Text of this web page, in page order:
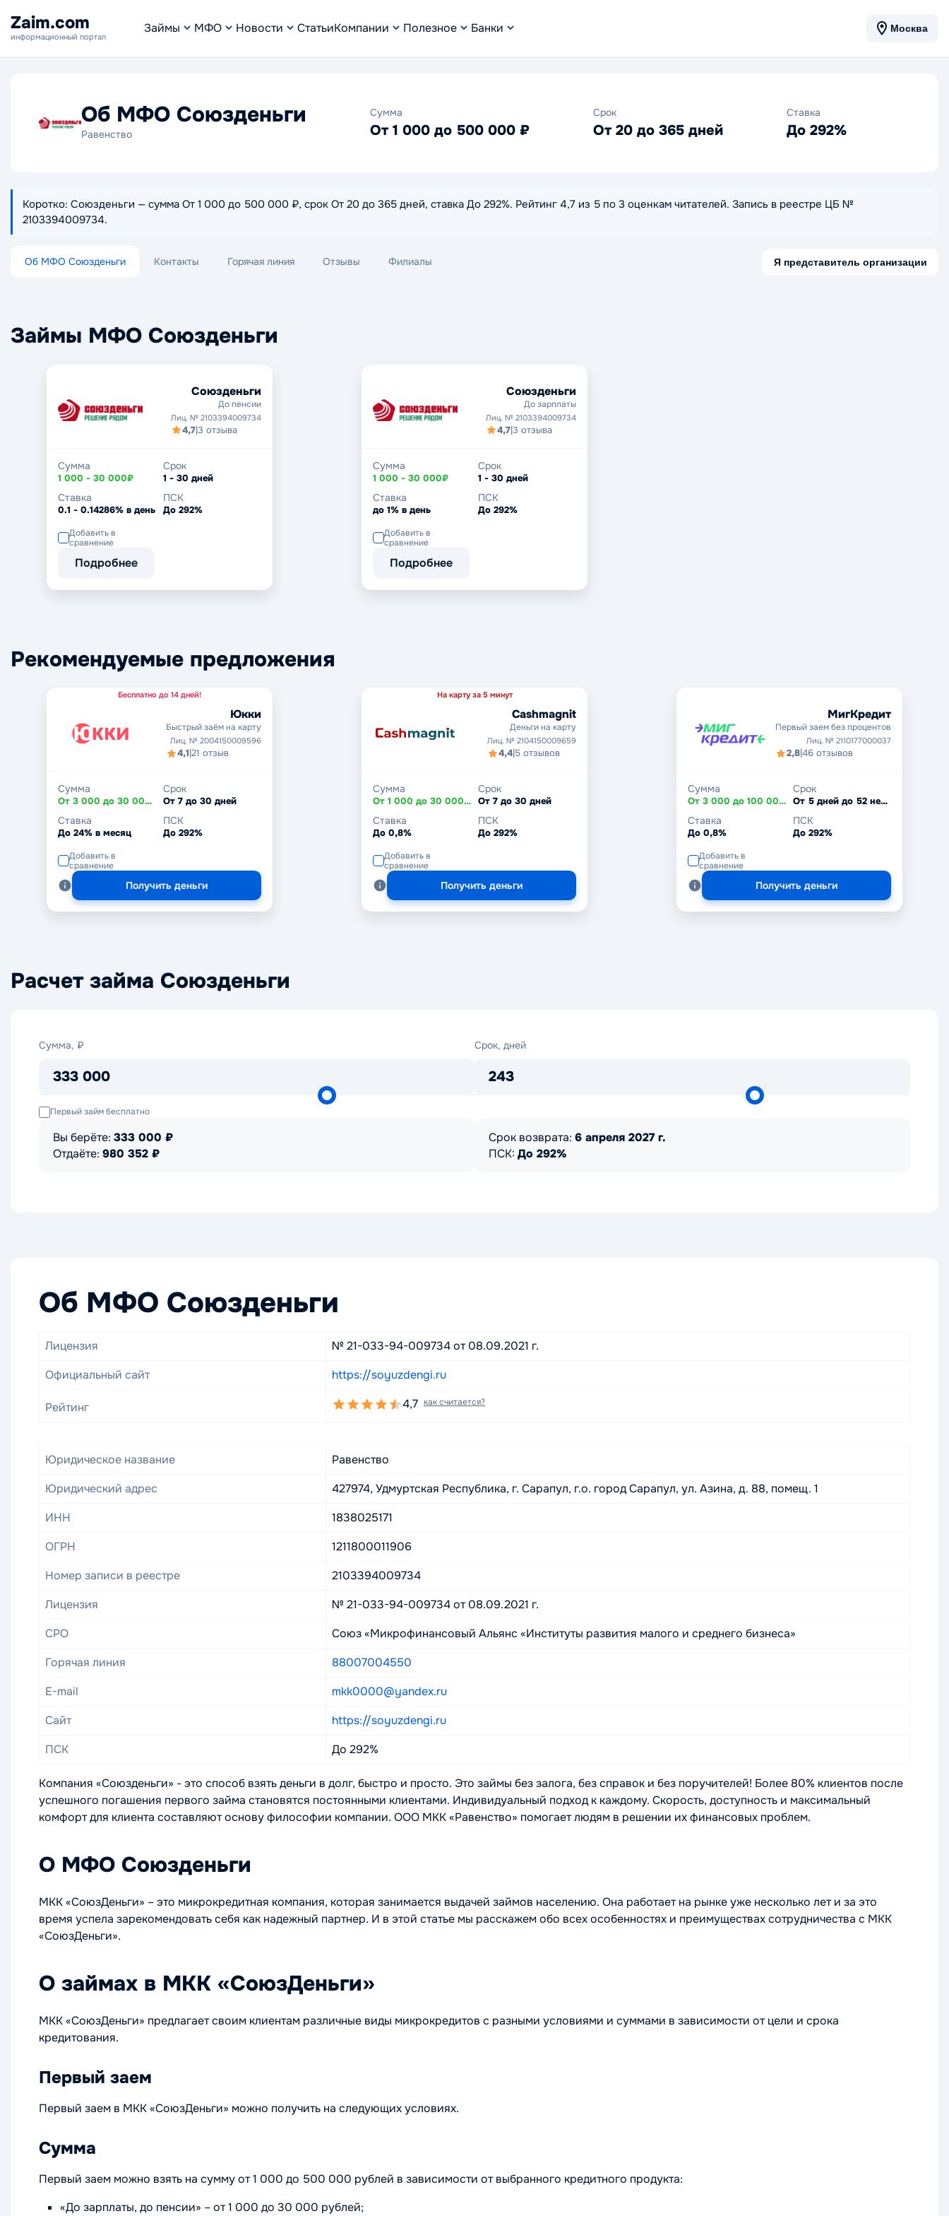
Zaim.com
информационный портал
Займы МФО Новости СтатьиКомпании Полезное Банки Москва
Об МФО Союзденьги
Равенство
Сумма
От 1 000 до 500 000 ₽
Срок
От 20 до 365 дней
Ставка
До 292%
Коротко: Союзденьги — сумма От 1 000 до 500 000 ₽, срок От 20 до 365 дней, ставка До 292%. Рейтинг 4,7 из 5 по 3 оценкам читателей. Запись в реестре ЦБ №
2103394009734.
Об МФО Союзденьги Контакты Горячая линия Отзывы Филиалы Я представитель организации
Займы МФО Союзденьги
Союзденьги
До пенсии
Лиц. № 2103394009734
4,7|3 отзыва
Сумма
1 000 - 30 000₽
Срок
1 - 30 дней
Ставка
0.1 - 0.14286% в день
ПСК
До 292%
Добавить в
сравнение
Подробнее
Союзденьги
До зарплаты
Лиц. № 2103394009734
4,7|3 отзыва
Сумма
1 000 - 30 000₽
Срок
1 - 30 дней
Ставка
до 1% в день
ПСК
До 292%
Добавить в
сравнение
Подробнее
Рекомендуемые предложения
Бесплатно до 14 дней!
Юкки
Быстрый заём на карту
Лиц. № 2004150009596
4,1|21 отзыв
Сумма
От 3 000 до 30 000 ₽
Срок
От 7 до 30 дней
Ставка
До 24% в месяц
ПСК
До 292%
Добавить в
сравнение
Получить деньги
На карту за 5 минут
Cashmagnit
Деньги на карту
Лиц. № 2104150009659
4,4|5 отзывов
Сумма
От 1 000 до 30 000 ₽
Срок
От 7 до 30 дней
Ставка
До 0,8%
ПСК
До 292%
Добавить в
сравнение
Получить деньги
МигКредит
Первый заем без процентов
Лиц. № 2110177000037
2,8|46 отзывов
Сумма
От 3 000 до 100 000 ₽
Срок
От 5 дней до 52 недель
Ставка
До 0,8%
ПСК
До 292%
Добавить в
сравнение
Получить деньги
Расчет займа Союзденьги
Сумма, ₽
333 000
Сумма,
Срок, дней
243
Срок,
Первый займ бесплатно
Вы берёте: 333 000 ₽
Отдаёте: 980 352 ₽
Срок возврата: 6 апреля 2027 г.
ПСК: До 292%
Об МФО Союзденьги
Лицензия
№ 21-033-94-009734 от 08.09.2021 г.
Официальный сайт
https://soyuzdengi.ru
Рейтинг 4,7 как считается?
Юридическое название
Равенство
Юридический адрес
427974, Удмуртская Республика, г. Сарапул, г.о. город Сарапул, ул. Азина, д. 88, помещ. 1
ИНН
1838025171
ОГРН
1211800011906
Номер записи в реестре
2103394009734
Лицензия
№ 21-033-94-009734 от 08.09.2021 г.
СРО
Союз «Микрофинансовый Альянс «Институты развития малого и среднего бизнеса»
Горячая линия
88007004550
E-mail
mkk0000@yandex.ru
Сайт
https://soyuzdengi.ru
ПСК
До 292%
Компания «Союзденьги» - это способ взять деньги в долг, быстро и просто. Это займы без залога, без справок и без поручителей! Более 80% клиентов после
успешного погашения первого займа становятся постоянными клиентами. Индивидуальный подход к каждому. Скорость, доступность и максимальный
комфорт для клиента составляют основу философии компании. ООО МКК «Равенство» помогает людям в решении их финансовых проблем.
О МФО Союзденьги
МКК «СоюзДеньги» – это микрокредитная компания, которая занимается выдачей займов населению. Она работает на рынке уже несколько лет и за это
время успела зарекомендовать себя как надежный партнер. И в этой статье мы расскажем обо всех особенностях и преимуществах сотрудничества с МКК
«СоюзДеньги».
О займах в МКК «СоюзДеньги»
МКК «СоюзДеньги» предлагает своим клиентам различные виды микрокредитов с разными условиями и суммами в зависимости от цели и срока
кредитования.
Первый заем
Первый заем в МКК «СоюзДеньги» можно получить на следующих условиях.
Сумма
Первый заем можно взять на сумму от 1 000 до 500 000 рублей в зависимости от выбранного кредитного продукта:
«До зарплаты, до пенсии» – от 1 000 до 30 000 рублей;